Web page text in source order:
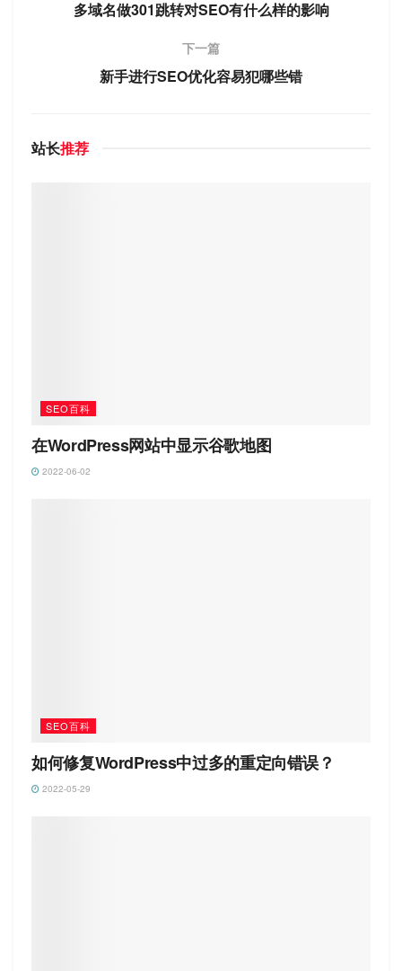
多域名做301跳转对SEO有什么样的影响
下一篇
新手进行SEO优化容易犯哪些错
站长推荐
SEO百科
在WordPress网站中显示谷歌地图
2022-06-02
SEO百科
如何修复WordPress中过多的重定向错误？
2022-05-29